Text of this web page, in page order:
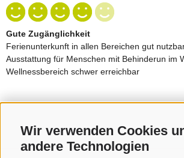
Wir verwenden Cookies
andere Technologien